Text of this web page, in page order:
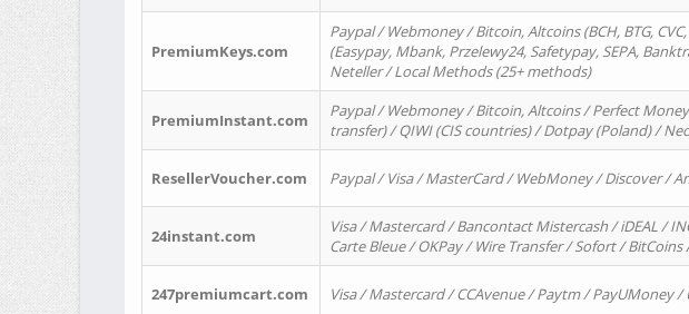
PremiumKeys.com
Paypal / Webmoney / Bitcoin, Altcoins (BCH, BTG, CVC,
(Easypay, Mbank, Przelewy24, Safetypay, SEPA,
Neteller / Local Methods (25+ methods)
PremiumInstant.com
Paypal / Webmoney / Bitcoin, Altcoins / Perfect
transfer) / QIWI (CIS countries) / Dotpay (Poland) /
ResellerVoucher.com Paypal / Visa / MasterCard / WebMoney / Discover /
24instant.com
Visa / Mastercard / Bancontact Mistercash / iDEAL /
Carte Bleue / OKPay / Wire Transfer / Sofort /
247premiumcart.com Visa / Mastercard / CCAvenue / Paytm / PayUMoney